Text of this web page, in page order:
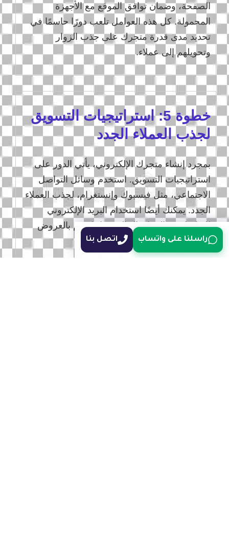
الصفحة، وضمان توافق الموقع مع الأجهزة
المحمولة. كل هذه العوامل تلعب دورًا حاسمًا في
تحديد مدى قدرة متجرك على جذب الزوار
وتحويلهم إلى عملاء.
خطوة 5: استراتيجيات التسويق
لجذب العملاء الجدد
بمجرد إنشاء متجرك الإلكتروني، يأتي الدور على
استراتيجيات التسويق. استخدم وسائل التواصل
الاجتماعي، مثل فيسبوك وإنستغرام، لجذب العملاء
الجدد. يمكنك أيضًا استخدام البريد الإلكتروني
للتواصل مع العملاء الحاليين وإعلامهم بالعروض
الجديدة.
راسلنا على واتساب اتصل بنا